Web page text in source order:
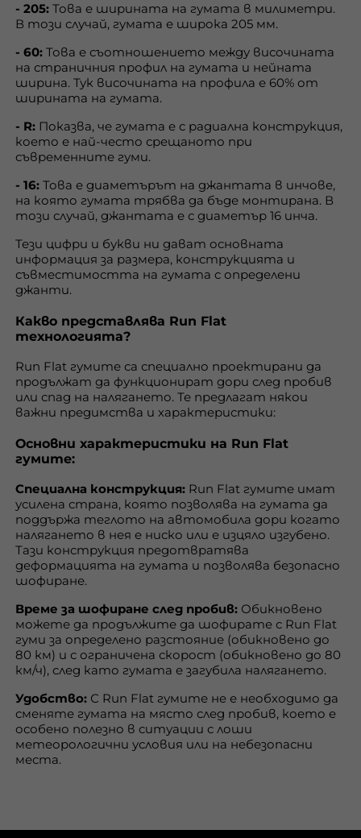
- 205: Това е ширината на гумата в милиметри.
В този случай, гумата е широка 205 мм.
- 60: Това е съотношението между височината
на страничния профил на гумата и нейната
ширина. Тук височината на профила е 60% от
ширината на гумата.
- R: Показва, че гумата е с радиална конструкция,
което е най-често срещаното при
съвременните гуми.
- 16: Това е диаметърът на джантата в инчове,
на която гумата трябва да бъде монтирана. В
този случай, джантата е с диаметър 16 инча.
Тези цифри и букви ни дават основната
информация за размера, конструкцията и
съвместимостта на гумата с определени
джанти.
Какво представлява Run Flat
технологията?
Run Flat гумите са специално проектирани да
продължат да функционират дори след пробив
или спад на налягането. Те предлагат някои
важни предимства и характеристики:
Основни характеристики на Run Flat
гумите:
Специална конструкция: Run Flat гумите имат
усилена страна, която позволява на гумата да
поддържа теглото на автомобила дори когато
налягането в нея е ниско или е изцяло изгубено.
Тази конструкция предотвратява
деформацията на гумата и позволява безопасно
шофиране.
Време за шофиране след пробив: Обикновено
можете да продължите да шофирате с Run Flat
гуми за определено разстояние (обикновено до
80 км) и с ограничена скорост (обикновено до 80
км/ч), след като гумата е загубила налягането.
Удобство: С Run Flat гумите не е необходимо да
сменяте гумата на място след пробив, което е
особено полезно в ситуации с лоши
метеорологични условия или на небезопасни
места.